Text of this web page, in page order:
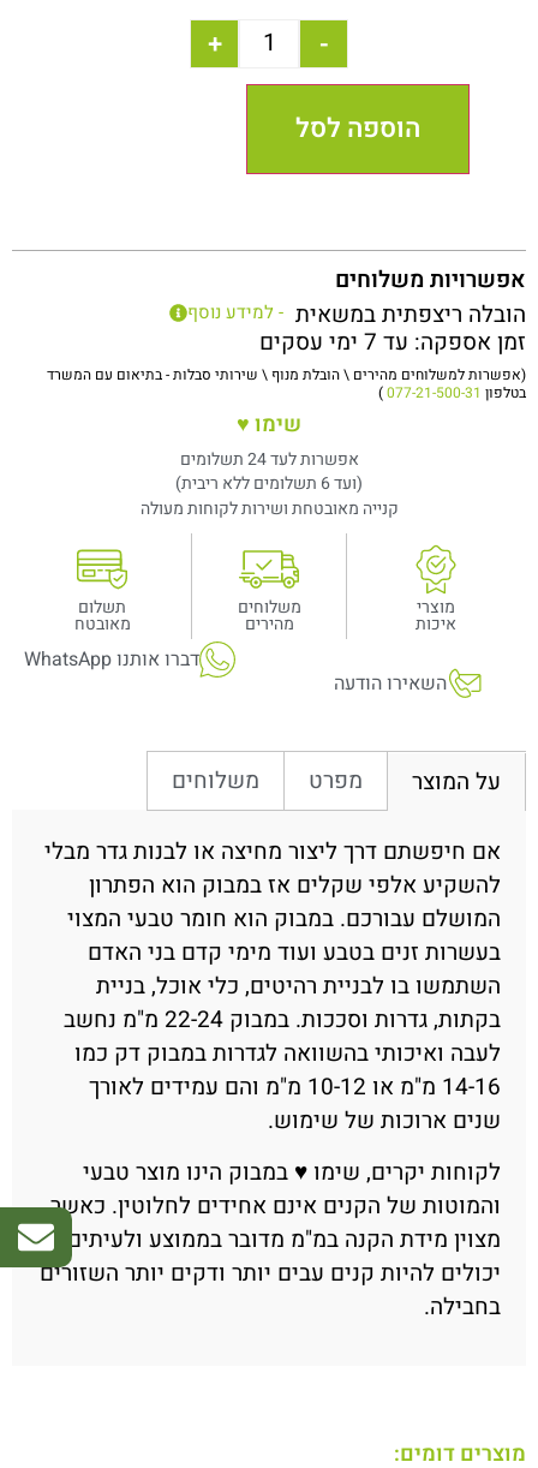
-
+
הוספה לסל
אפשרויות משלוחים
הובלה ריצפתית במשאית - למידע נוסף
זמן אספקה: עד 7 ימי עסקים
(אפשרות למשלוחים מהירים \ הובלת מנוף \ שירותי סבלות - בתיאום עם המשרד
בטלפון 077-21-500-31
)
שימו ♥
אפשרות לעד 24 תשלומים
(ועד 6 תשלומים ללא ריבית)
קנייה מאובטחת ושירות לקוחות מעולה
מוצרי
איכות
משלוחים
מהירים
תשלום
מאובטח
השאירו הודעה
דברו אותנו WhatsApp
על המוצר מפרט משלוחים
אם חיפשתם דרך ליצור מחיצה או לבנות גדר מבלי
להשקיע אלפי שקלים אז במבוק הוא הפתרון
המושלם עבורכם. במבוק הוא חומר טבעי המצוי
בעשרות זנים בטבע ועוד מימי קדם בני האדם
השתמשו בו לבניית רהיטים, כלי אוכל, בניית
בקתות, גדרות וסככות. במבוק 22-24 מ"מ נחשב
לעבה ואיכותי בהשוואה לגדרות במבוק דק כמו
14-16 מ"מ או 10-12 מ"מ והם עמידים לאורך
שנים ארוכות של שימוש.
לקוחות יקרים, שימו ♥ במבוק הינו מוצר טבעי
והמוטות של הקנים אינם אחידים לחלוטין. כאשר
מצוין מידת הקנה במ"מ מדובר בממוצע ולעיתים
יכולים להיות קנים עבים יותר ודקים יותר השזורים
בחבילה.
מוצרים דומים: